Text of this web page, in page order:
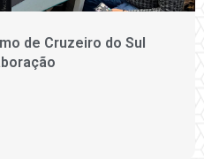
de Cruzeiro do Sul